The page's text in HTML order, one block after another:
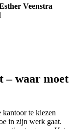
Veenstra
– waar moet
kantoor te kiezen
in zijn werk gaat.